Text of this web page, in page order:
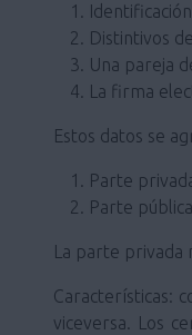
Distintivos
Una pareja
La firma
Estos datos se
Parte
Parte
La parte
Características:
viceversa. Los